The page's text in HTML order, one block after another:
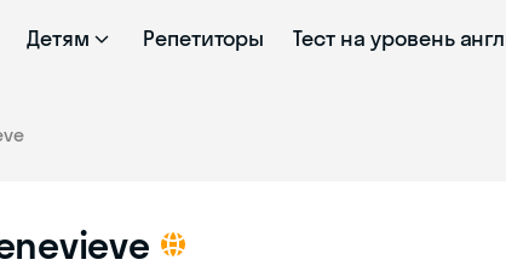
Детям Репетиторы Тест на уровень